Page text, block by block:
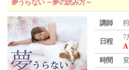
夢うらない ～夢の読み方～
講師
日程
7
A
時間